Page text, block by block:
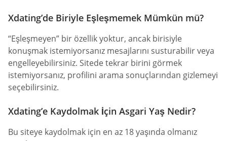
Xdating’de Biriyle Eşleşmemek Mümkün mü?
“Eşleşmeyen” bir özellik yoktur, ancak birisiyle
konuşmak istemiyorsanız mesajlarını susturabilir veya
engelleyebilirsiniz. Sitede tekrar birini görmek
istemiyorsanız, profilini arama sonuçlarından gizlemeyi
seçebilirsiniz.
Xdating’e Kaydolmak İçin Asgari Yaş Nedir?
Bu siteye kaydolmak için en az 18 yaşında olmanız